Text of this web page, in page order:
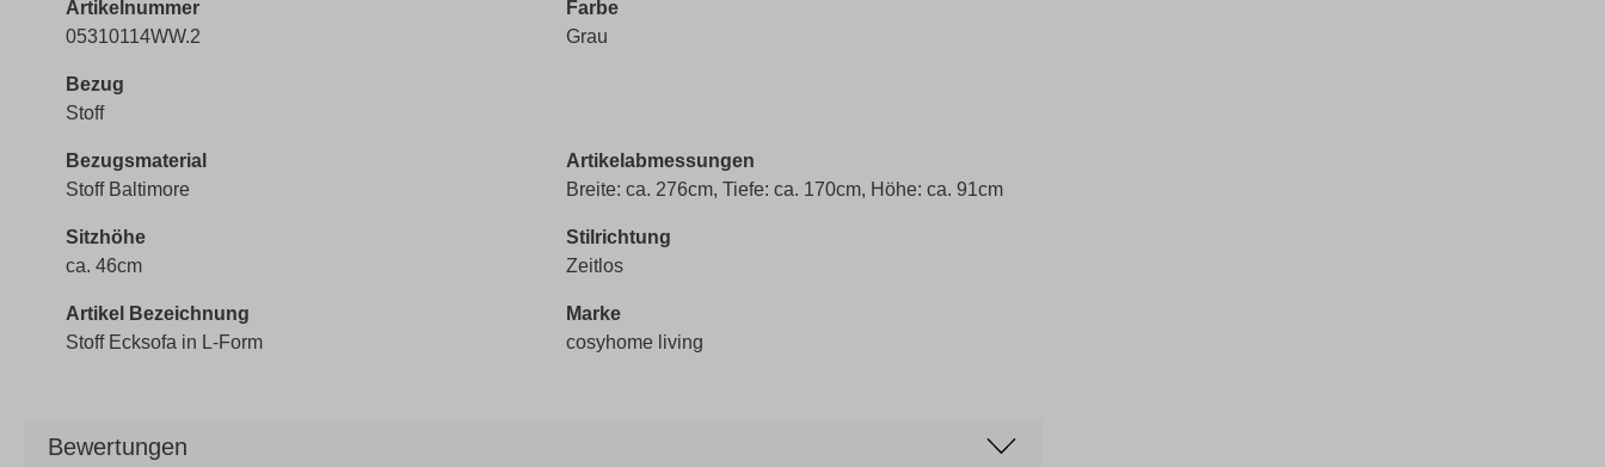
Artikelnummer
05310114WW.2
Farbe
Grau
Bezug
Stoff
Bezugsmaterial
Stoff Baltimore
Artikelabmessungen
Breite: ca. 276cm, Tiefe: ca. 170cm, Höhe: ca. 91cm
Sitzhöhe
ca. 46cm
Stilrichtung
Zeitlos
Artikel Bezeichnung
Stoff Ecksofa in L-Form
Marke
cosyhome living
Bewertungen